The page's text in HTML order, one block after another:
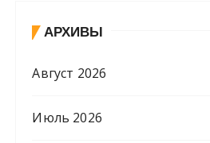
АРХИВЫ
Август 2026
Июль 2026